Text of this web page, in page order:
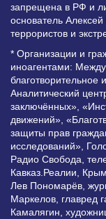
запрещена в РФ и
основатель
террористов и
* Организации и
иноагентами:
Аналитический
заключённых»,
движений»,
защиты прав
исследований»,
Радио Свобода,
Кавказ.Реалии,
Лев Пономарёв,
Маркелов, главред
Камалягин,